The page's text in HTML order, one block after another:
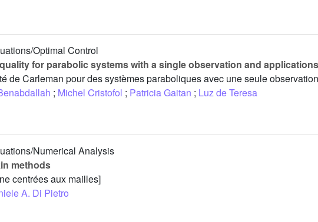
Optimal Control
for parabolic systems with a single observation and applications
de Carleman pour des systèmes paraboliques avec une seule
; Michel Cristofol ; Patricia Gaitan ; Luz de Teresa
Numerical Analysis
methods
centrées aux mailles]
A. Di Pietro